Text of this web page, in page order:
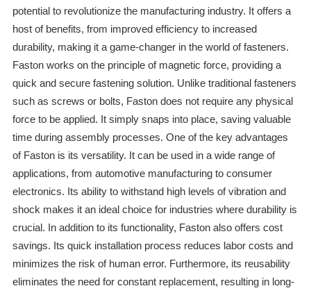
potential to revolutionize the manufacturing industry. It offers a
host of benefits, from improved efficiency to increased
durability, making it a game-changer in the world of fasteners.
Faston works on the principle of magnetic force, providing a
quick and secure fastening solution. Unlike traditional fasteners
such as screws or bolts, Faston does not require any physical
force to be applied. It simply snaps into place, saving valuable
time during assembly processes. One of the key advantages
of Faston is its versatility. It can be used in a wide range of
applications, from automotive manufacturing to consumer
electronics. Its ability to withstand high levels of vibration and
shock makes it an ideal choice for industries where durability is
crucial. In addition to its functionality, Faston also offers cost
savings. Its quick installation process reduces labor costs and
minimizes the risk of human error. Furthermore, its reusability
eliminates the need for constant replacement, resulting in long-